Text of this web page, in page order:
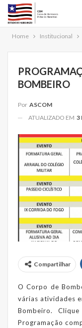
Home Institucional
BOMBEIRO
Por ASCOM
ATUALIZADO EM 3
Compartilhar
O Corpo de
várias atividades
Bombeiro.
Programação